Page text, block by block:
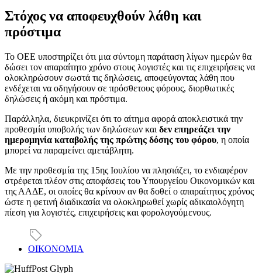
Στόχος να αποφευχθούν λάθη και
πρόστιμα
Το ΟΕΕ υποστηρίζει ότι μια σύντομη παράταση λίγων ημερών θα
δώσει τον απαραίτητο χρόνο στους λογιστές και τις επιχειρήσεις να
ολοκληρώσουν σωστά τις δηλώσεις, αποφεύγοντας λάθη που
ενδέχεται να οδηγήσουν σε πρόσθετους φόρους, διορθωτικές
δηλώσεις ή ακόμη και πρόστιμα.
Παράλληλα, διευκρινίζει ότι το αίτημα αφορά αποκλειστικά την
προθεσμία υποβολής των δηλώσεων και δεν επηρεάζει την
ημερομηνία καταβολής της πρώτης δόσης του φόρου, η οποία
μπορεί να παραμείνει αμετάβλητη.
Με την προθεσμία της 15ης Ιουλίου να πλησιάζει, το ενδιαφέρον
στρέφεται πλέον στις αποφάσεις του Υπουργείου Οικονομικών και
της ΑΑΔΕ, οι οποίες θα κρίνουν αν θα δοθεί ο απαραίτητος χρόνος
ώστε η φετινή διαδικασία να ολοκληρωθεί χωρίς αδικαιολόγητη
πίεση για λογιστές, επιχειρήσεις και φορολογούμενους.
ΟΙΚΟΝΟΜΙΑ